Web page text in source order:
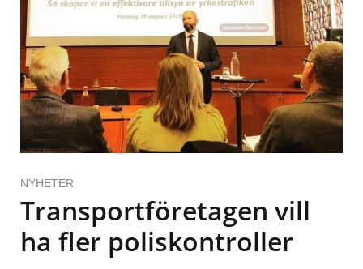
NYHETER
Transportföretagen vill
ha fler poliskontroller